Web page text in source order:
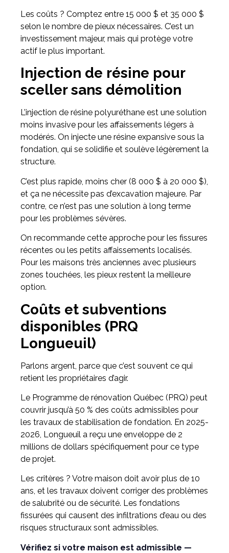
Les coûts ? Comptez entre 15 000 $ et 35 000 $
selon le nombre de pieux nécessaires. C’est un
investissement majeur, mais qui protège votre
actif le plus important.
Injection de résine pour
sceller sans démolition
L’injection de résine polyuréthane est une solution
moins invasive pour les affaissements légers à
modérés. On injecte une résine expansive sous la
fondation, qui se solidifie et soulève légèrement la
structure.
C’est plus rapide, moins cher (8 000 $ à 20 000 $),
et ça ne nécessite pas d’excavation majeure. Par
contre, ce n’est pas une solution à long terme
pour les problèmes sévères.
On recommande cette approche pour les fissures
récentes ou les petits affaissements localisés.
Pour les maisons très anciennes avec plusieurs
zones touchées, les pieux restent la meilleure
option.
Coûts et subventions
disponibles (PRQ
Longueuil)
Parlons argent, parce que c’est souvent ce qui
retient les propriétaires d’agir.
Le Programme de rénovation Québec (PRQ) peut
couvrir jusqu’à 50 % des coûts admissibles pour
les travaux de stabilisation de fondation. En 2025-
2026, Longueuil a reçu une enveloppe de 2
millions de dollars spécifiquement pour ce type
de projet.
Les critères ? Votre maison doit avoir plus de 10
ans, et les travaux doivent corriger des problèmes
de salubrité ou de sécurité. Les fondations
fissurées qui causent des infiltrations d’eau ou des
risques structuraux sont admissibles.
Vérifiez si votre maison est admissible —